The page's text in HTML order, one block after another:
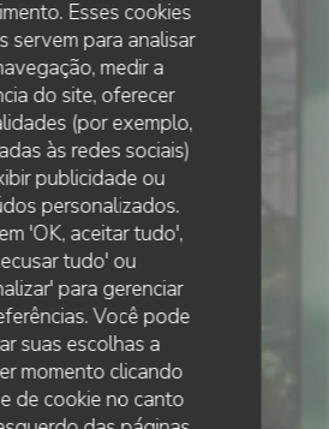
Esses cookies
servem para analisar
medir a
do site, oferecer
(por exemplo,
às redes sociais)
publicidade ou
personalizados.
'OK, aceitar tudo',
tudo' ou
para gerenciar
Você pode
suas escolhas a
momento clicando
de cookie no canto
PARIS
Bogota
BOGOTA